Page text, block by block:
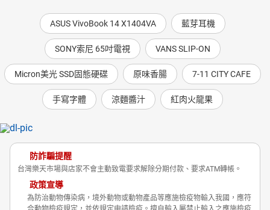
ASUS VivoBook 14 X1404VA 藍芽耳機
SONY索尼 65吋電視 VANS SLIP-ON
Micron美光 SSD固態硬碟 原味香腸 7-11 CITY CAFE
手寫字體 涼麵醬汁 紅肉火龍果
防詐騙提醒
台灣樂天市場與店家不會主動致電要求解除分期付款、要求ATM轉帳。
政策宣導
為防治動物傳染病，境外動物或動物產品等應施檢疫物輸入我國，應符